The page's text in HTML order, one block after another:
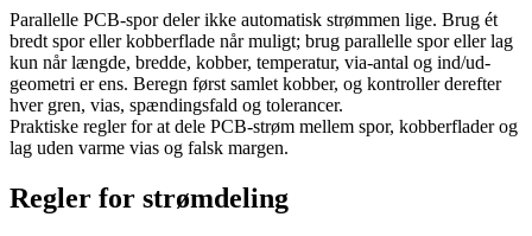
Parallelle PCB-spor deler ikke automatisk strømmen lige. Brug ét
bredt spor eller kobberflade når muligt; brug parallelle spor eller lag
kun når længde, bredde, kobber, temperatur, via-antal og ind/ud-
geometri er ens. Beregn først samlet kobber, og kontroller derefter
hver gren, vias, spændingsfald og tolerancer.
Praktiske regler for at dele PCB-strøm mellem spor, kobberflader og
lag uden varme vias og falsk margen.
Regler for strømdeling